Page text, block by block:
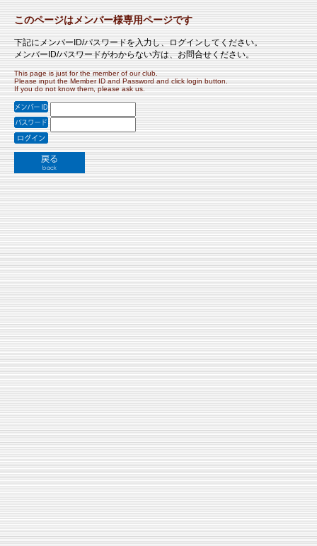
このページはメンバー様専用ページです
下記にメンバーID/パスワードを入力し、ログインしてください。
メンバーID/パスワードがわからない方は、お問合せください。
This page is just for the member of our club.
Please input the Member ID and Password and click login button.
If you do not know them, please ask us.